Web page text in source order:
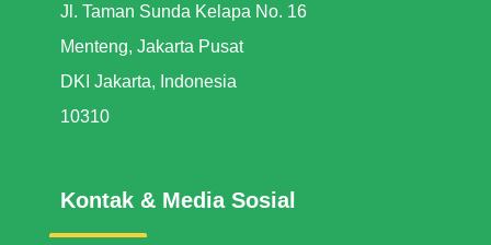
Jl. Taman Sunda Kelapa No. 16
Menteng, Jakarta Pusat
DKI Jakarta, Indonesia
10310
Kontak & Media Sosial